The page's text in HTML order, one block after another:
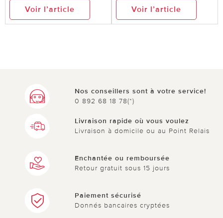
Voir l’article Voir l’article
Nos conseillers sont à votre service!
0 892 68 18 78(*)
Livraison rapide où vous voulez
Livraison à domicile ou au Point Relais
Enchantée ou remboursée
Retour gratuit sous 15 jours
Paiement sécurisé
Donnés bancaires cryptées